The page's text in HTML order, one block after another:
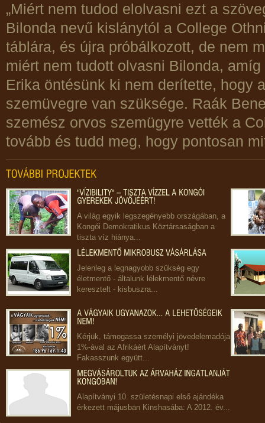
„Miért nem tudod elolvasni ezt a
Bilonda nevű kislánytól a College
táblára, és újra próbálkozott, de nem
miért nem tudott olvasni Bilonda,
Erika öntésünk ki nem derítette, hogy
szemüvegre van szüksége. Raák
szemész orvos szemügyre vették a
tovább és tudd meg, hogy pontosan
A világ egyik legszegényebb országában, a
Kongói Demokratikus Köztársaságban a
tiszta víz hiánya...
Jelenleg a legnagyobb szükség egy
életmentő - általunk lélekmentő névre
keresztelt - kisbuszra...
Kérjük, támogassa személyi jövedelemadója
1%-ával az Afrikáért Alapítványt!
Fakasszunk együtt...
Alapítványi 10. születésnapi első ajándéka
érkezett májusban Kinshasába: A 2012. év...